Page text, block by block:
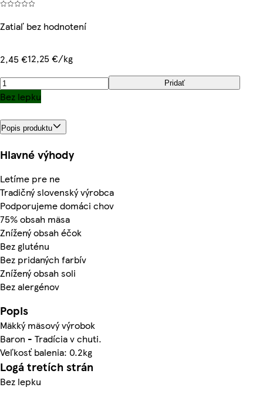
Zatiaľ bez hodnotení
2,45 €12,25 €/kg
Pridať
Bez lepku
Popis produktu
Hlavné výhody
Letíme pre ne
Tradičný slovenský výrobca
Podporujeme domáci chov
75% obsah mäsa
Znížený obsah éčok
Bez gluténu
Bez pridaných farbív
Znížený obsah soli
Bez alergénov
Popis
Mäkký mäsový výrobok
Baron - Tradícia v chuti.
Veľkosť balenia: 0.2kg
Logá tretích strán
Bez lepku